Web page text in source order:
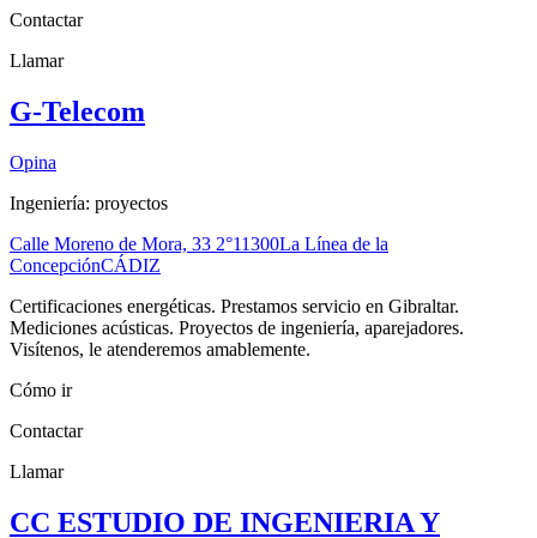
Contactar
Llamar
G-Telecom
Opina
Ingeniería: proyectos
Calle Moreno de Mora, 33 2°11300La Línea de la
ConcepciónCÁDIZ
Certificaciones energéticas. Prestamos servicio en Gibraltar.
Mediciones acústicas. Proyectos de ingeniería, aparejadores.
Visítenos, le atenderemos amablemente.
Cómo ir
Contactar
Llamar
CC ESTUDIO DE INGENIERIA Y